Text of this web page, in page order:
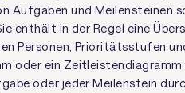
Aufgaben und Meilensteinen
enthält in der Regel eine
Personen, Prioritätsstufen
oder ein
oder jeder Meilenstein